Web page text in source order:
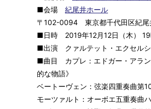
■会場 紀尾井ホール
〒102-0094 東京都千代田区紀尾
■日時 2019年12月12日（木）
■出演 クァルテット・エクセルシ
■曲目 カプレ：エドガー・アラン
的な物語》
ベートーヴェン：弦楽四重奏曲第
モーツァルト：オーボエ五重奏曲